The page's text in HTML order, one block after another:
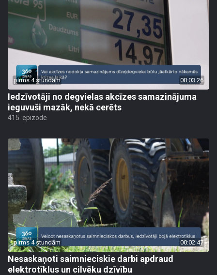
pirms 4 stundām 00:03:26
Iedzīvotāji no degvielas akcīzes samazinājuma
ieguvuši mazāk, nekā cerēts
415. epizode
pirms 4 stundām 00:02:47
Nesaskaņoti saimnieciskie darbi apdraud
elektrotīklus un cilvēku dzīvību